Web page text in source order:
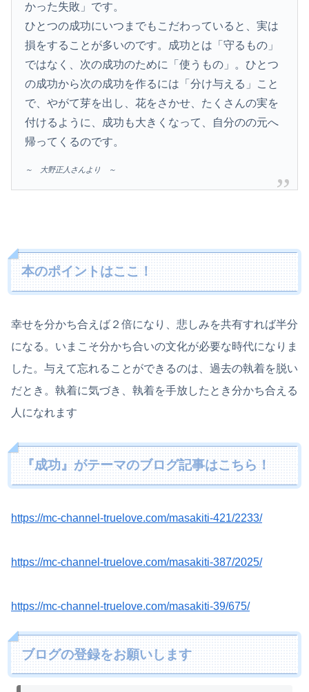
かった失敗」です。
ひとつの成功にいつまでもこだわっていると、実は
損をすることが多いのです。成功とは「守るもの」
ではなく、次の成功のために「使うもの」。ひとつ
の成功から次の成功を作るには「分け与える」こと
で、やがて芽を出し、花をさかせ、たくさんの実を
付けるように、成功も大きくなって、自分のの元へ
帰ってくるのです。
～ 大野正人さんより ～
本のポイントはここ！
幸せを分かち合えば２倍になり、悲しみを共有すれば半分
になる。いまこそ分かち合いの文化が必要な時代になりま
した。与えて忘れることができるのは、過去の執着を脱い
だとき。執着に気づき、執着を手放したとき分かち合える
人になれます
『成功』がテーマのブログ記事はこちら！
https://mc-channel-truelove.com/masakiti-421/2233/
https://mc-channel-truelove.com/masakiti-387/2025/
https://mc-channel-truelove.com/masakiti-39/675/
ブログの登録をお願いします